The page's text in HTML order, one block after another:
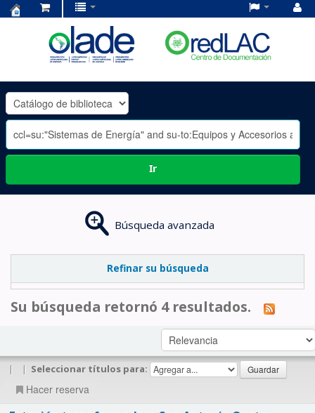
OLADE
-
Ir
Búsqueda avanzada
Refinar su búsqueda
Su búsqueda retornó 4 resultados.
| | Seleccionar títulos para:
Hacer reserva